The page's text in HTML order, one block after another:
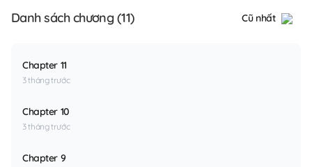
Danh sách chương (11) Cũ nhất
Chapter 11
3 tháng trước
Chapter 10
3 tháng trước
Chapter 9